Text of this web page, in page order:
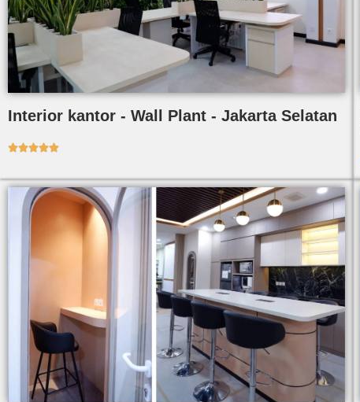
Interior kantor - Wall Plant - Jakarta Selatan
